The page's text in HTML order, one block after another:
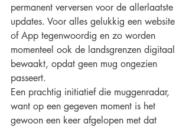
permanent verversen voor de allerlaatste
updates. Voor alles gelukkig een website
of App tegenwoordig en zo worden
momenteel ook de landsgrenzen digitaal
bewaakt, opdat geen mug ongezien
passeert.
Een prachtig initiatief die muggenradar,
want op een gegeven moment is het
gewoon een keer afgelopen met dat